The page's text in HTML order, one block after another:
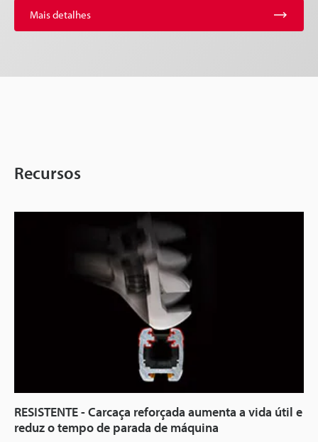
Mais detalhes
Recursos
RESISTENTE - Carcaça reforçada aumenta a vida útil e
reduz o tempo de parada de máquina